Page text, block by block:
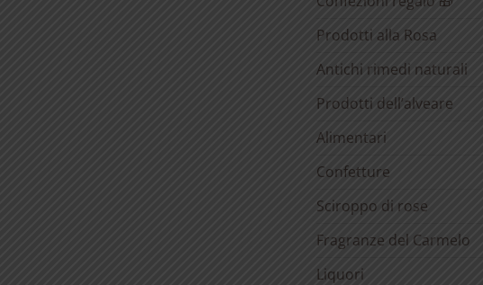
Prodotti alla Rosa
Antichi rimedi naturali
Prodotti dell’alveare
Alimentari
Confetture
Sciroppo di rose
Fragranze del Carmelo
Liquori